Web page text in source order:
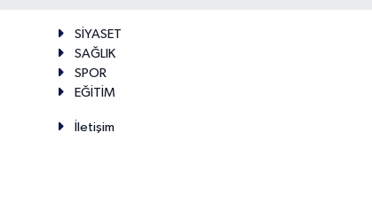
SİYASET
SAĞLIK
SPOR
EĞİTİM
İletişim